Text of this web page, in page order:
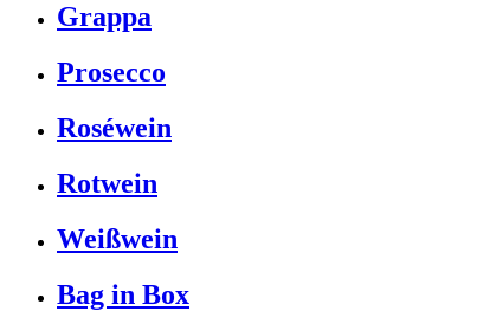
Grappa
Prosecco
Roséwein
Rotwein
Weißwein
Bag in Box